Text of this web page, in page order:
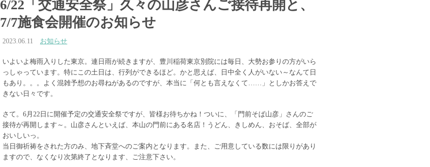
6/22「交通安全祭」久々の山彦さんご接待再開と、
7/7施食会開催のお知らせ
2023.06.11 お知らせ
いよいよ梅雨入りした東京。連日雨が続きますが、豊川稲荷東京別院には毎日、大勢お参りの方がいら
っしゃっています。特にこの土日は、行列ができるほど。かと思えば、日中全く人がいない～なんて日
もあり。。。よく混雑予想のお尋ねがあるのですが、本当に「何とも言えなくて……」としかお答えで
きない日々です。
さて。6月22日に開催予定の交通安全祭ですが、皆様お待ちかね！ついに、「門前そば山彦」さんのご
接待が再開します～。山彦さんといえば、本山の門前にある名店！うどん、きしめん、おそば、全部が
おいしいっ。
当日御祈祷をされた方のみ、地下斉堂へのご案内となります。また、ご用意している数には限りがあり
ますので、なくなり次第終了となります、ご注意下さい。